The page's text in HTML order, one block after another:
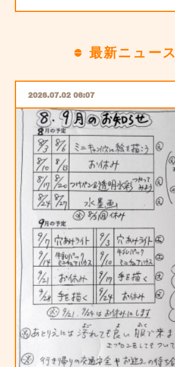
最新ニュース
2026.07.02 06:07